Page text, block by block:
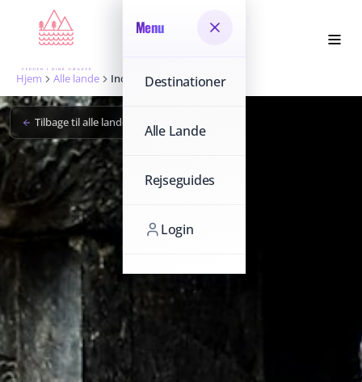
Menu
Destinationer
Alle Lande
Rejseguides
Login
Menu
Destinationer
Alle Lande
Rejseguides
Login
Hjem Alle lande India
Tilbage til alle lande